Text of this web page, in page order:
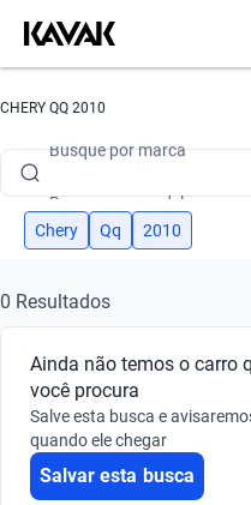
CHERY QQ 2010
Busque por marca
Busque por versão
Busque por marca
Busque por modelo
Busque por versão
Chery Qq 2010
0 Resultados
Ainda não temos o carro
você procura
Salve esta busca e
quando ele chegar
Salvar esta busca